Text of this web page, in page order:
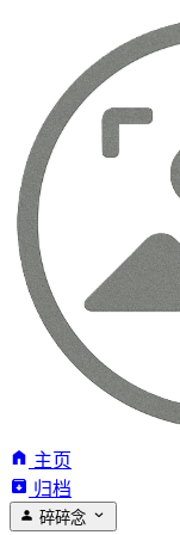
主页
归档
碎碎念